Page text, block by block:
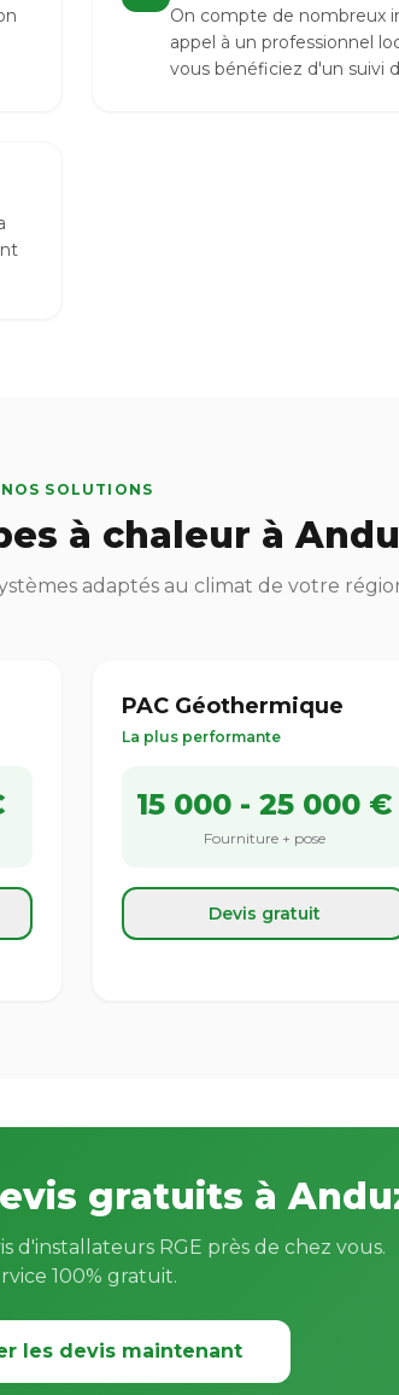
On compte de nombreux
appel à un professionnel
vous bénéficiez d'un suivi
NOS SOLUTIONS
à chaleur à
adaptés au climat de votre
PAC Géothermique
La plus performante
15 000 - 25 000 €
Fourniture + pose
Devis gratuit
gratuits à
d'installateurs RGE près de chez vous.
100% gratuit.
les devis maintenant